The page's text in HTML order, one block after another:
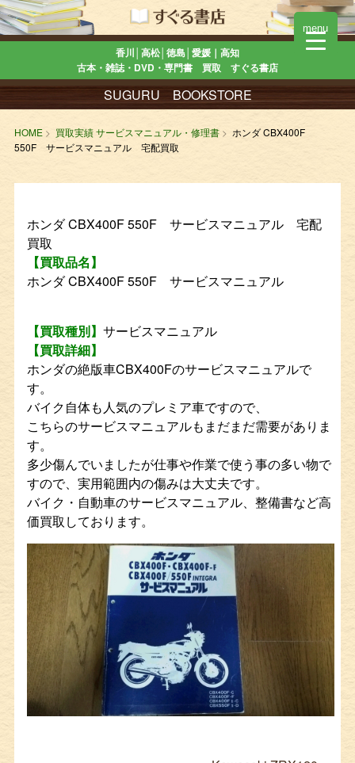
香川│高松│徳島│愛媛｜高知
古本・雑誌・DVD・専門書 買取 すぐる書店
SUGURU BOOKSTORE
HOME 買取実績 サービスマニュアル・修理書
ホンダ CBX400F
550F サービスマニュアル 宅配買取
ホンダ CBX400F 550F サービスマニュアル 宅配
買取
【買取品名】
ホンダ CBX400F 550F サービスマニュアル
【買取種別】 サービスマニュアル
【買取詳細】
ホンダの絶版車CBX400Fのサービスマニュアルで
す。
バイク自体も人気のプレミア車ですので、
こちらのサービスマニュアルもまだまだ需要がありま
す。
多少傷んでいましたが仕事や作業で使う事の多い物で
すので、実用範囲内の傷みは大丈夫です。
バイク・自動車のサービスマニュアル、整備書など高
価買取しております。
menu